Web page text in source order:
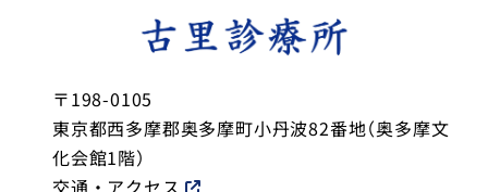
〒198-0105
東京都西多摩郡奥多摩町小丹波82番地（奥多摩文
化会館1階）
交通・アクセス